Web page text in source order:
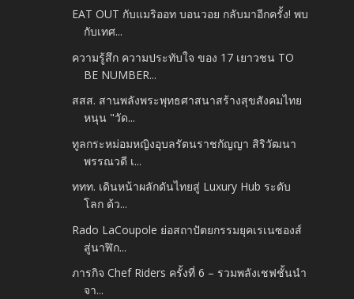
EAT OUT กับแมริออท บอนวอย กลับมาอีกครั้ง! พบ
กับเทศ...
ความรู้สึก ความประทับใจ ของ 17 เยาวชน TO
BE NUMBER...
สสส. สานพลังพระพุทธศาสนาสร้างสุขสังคมไทย
หนุน "วัด...
ทูลกระหม่อมหญิงอุบลรัตนราชกัญญา สิริวัฒนา
พรรณวดี เ...
ททท. เดินหน้าผลักดันไทยสู่ Luxury Hub ระดับ
โลก ด้ว...
Rado LaCoupole ย่อสถาปัตยกรรมยุคเรเนซองส์
สู่นาฬิก...
ภารกิจ Chef Riders ครั้งที่ 6 – รวมพลังเชฟชั้นนำ
จา...